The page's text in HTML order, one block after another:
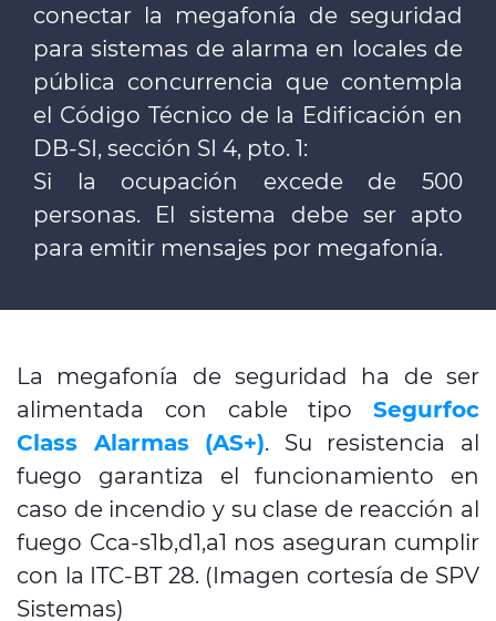
conectar la megafonía de seguridad
para sistemas de alarma en locales de
pública concurrencia que contempla
el Código Técnico de la Edificación en
DB-SI, sección SI 4, pto. 1:
Si la ocupación excede de 500
personas. El sistema debe ser apto
para emitir mensajes por megafonía.
La megafonía de seguridad ha de ser
alimentada con cable tipo Segurfoc
Class Alarmas (AS+). Su resistencia al
fuego garantiza el funcionamiento en
caso de incendio y su clase de reacción al
fuego Cca-s1b,d1,a1 nos aseguran cumplir
con la ITC-BT 28. (Imagen cortesía de SPV
Sistemas)